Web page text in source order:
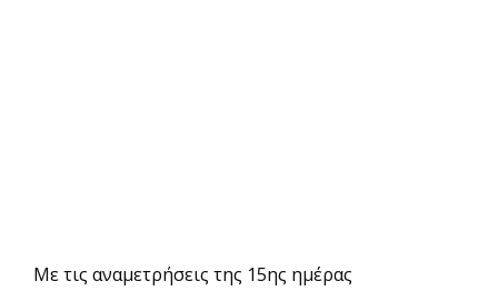
Με τις αναμετρήσεις της 15ης ημέρας